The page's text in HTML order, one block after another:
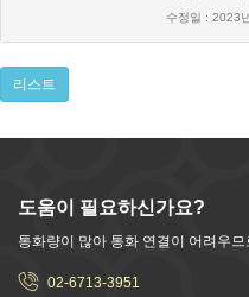
수정일 : 2023
리스트
도움이 필요하신가요?
통화량이 많아 통화 연결이 어려우
02-6713-3951